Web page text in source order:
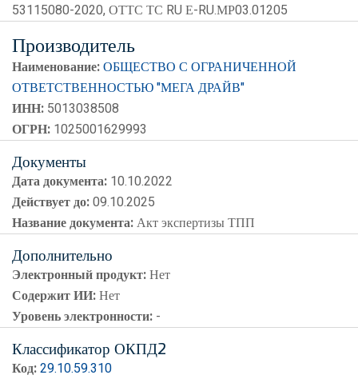
53115080-2020, ОТТС ТС RU Е-RU.МР03.01205
Производитель
Наименование:ОБЩЕСТВО С ОГРАНИЧЕННОЙ
ОТВЕТСТВЕННОСТЬЮ "МЕГА ДРАЙВ"
ИНН: 5013038508
ОГРН: 1025001629993
Документы
Дата документа: 10.10.2022
Действует до:09.10.2025
Название документа:Акт экспертизы ТПП
Дополнительно
Электронный продукт:Нет
Содержит ИИ:Нет
Уровень электронности: -
Классификатор ОКПД2
Код:29.10.59.310